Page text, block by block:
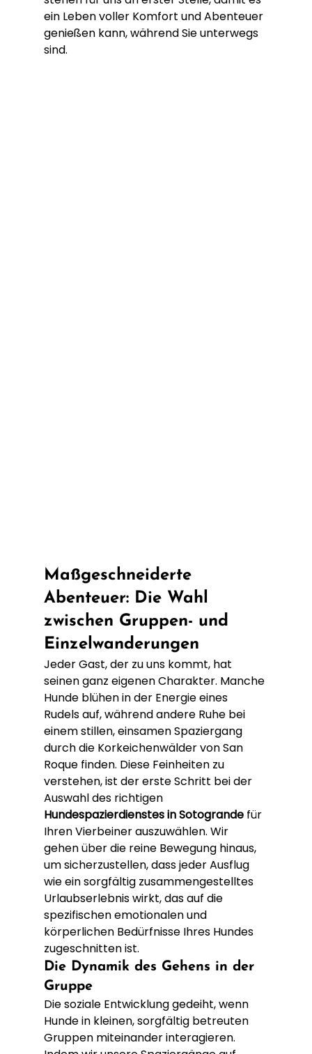
ein Leben voller Komfort und Abenteuer
genießen kann, während Sie unterwegs
sind.
Maßgeschneiderte
Abenteuer: Die Wahl
zwischen Gruppen- und
Einzelwanderungen
Jeder Gast, der zu uns kommt, hat
seinen ganz eigenen Charakter. Manche
Hunde blühen in der Energie eines
Rudels auf, während andere Ruhe bei
einem stillen, einsamen Spaziergang
durch die Korkeichenwälder von San
Roque finden. Diese Feinheiten zu
verstehen, ist der erste Schritt bei der
Auswahl des richtigen
Hundespazierdienstes in Sotogrande für
Ihren Vierbeiner auszuwählen. Wir
gehen über die reine Bewegung hinaus,
um sicherzustellen, dass jeder Ausflug
wie ein sorgfältig zusammengestelltes
Urlaubserlebnis wirkt, das auf die
spezifischen emotionalen und
körperlichen Bedürfnisse Ihres Hundes
zugeschnitten ist.
Die Dynamik des Gehens in der
Gruppe
Die soziale Entwicklung gedeiht, wenn
Hunde in kleinen, sorgfältig betreuten
Gruppen miteinander interagieren.